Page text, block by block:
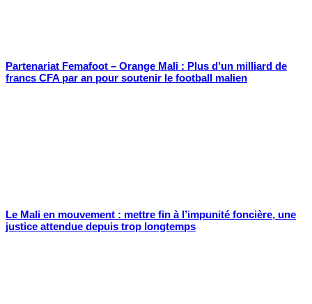
Partenariat Femafoot – Orange Mali : Plus d’un milliard de
francs CFA par an pour soutenir le football malien
Le Mali en mouvement : mettre fin à l’impunité foncière, une
justice attendue depuis trop longtemps